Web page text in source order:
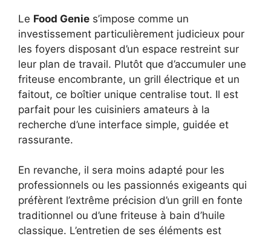
Le Food Genie s’impose comme un
investissement particulièrement judicieux pour
les foyers disposant d’un espace restreint sur
leur plan de travail. Plutôt que d’accumuler une
friteuse encombrante, un grill électrique et un
faitout, ce boîtier unique centralise tout. Il est
parfait pour les cuisiniers amateurs à la
recherche d’une interface simple, guidée et
rassurante.
En revanche, il sera moins adapté pour les
professionnels ou les passionnés exigeants qui
préfèrent l’extrême précision d’un grill en fonte
traditionnel ou d’une friteuse à bain d’huile
classique. L’entretien de ses éléments est